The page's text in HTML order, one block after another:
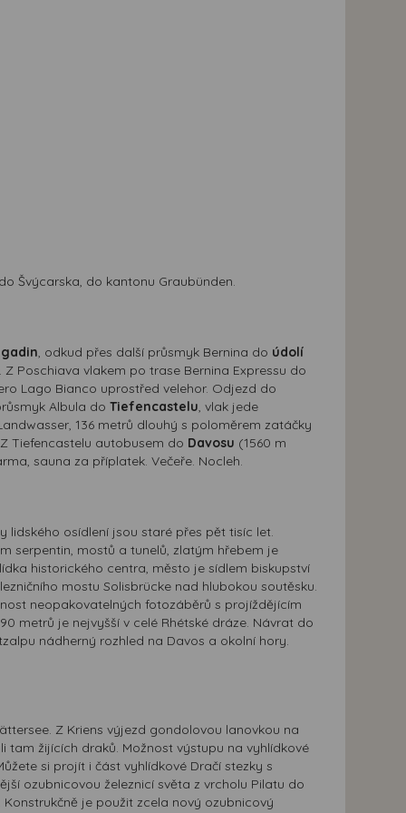
Švýcarska, do kantonu Graubünden.
, odkud přes další průsmyk Bernina do údolí
Poschiava vlakem po trase Bernina Expressu do
Lago Bianco uprostřed velehor. Odjezd do
Albula do Tiefencastelu, vlak jede
136 metrů dlouhý s poloměrem zatáčky
Tiefencastelu autobusem do Davosu (1560 m
sauna za příplatek. Večeře. Nocleh.
lidského osídlení jsou staré přes pět tisíc let.
serpentin, mostů a tunelů, zlatým hřebem je
historického centra, město je sídlem biskupství
mostu Solisbrücke nad hlubokou soutěsku.
neopakovatelných fotozáběrů s projíždějícím
metrů je nejvyšší v celé Rhétské dráze. Návrat do
nádherný rozhled na Davos a okolní hory.
Z Kriens výjezd gondolovou lanovkou na
žijících draků. Možnost výstupu na vyhlídkové
si projít i část vyhlídkové Dračí stezky s
ozubnicovou železnicí světa z vrcholu Pilatu do
je použit zcela nový ozubnicový